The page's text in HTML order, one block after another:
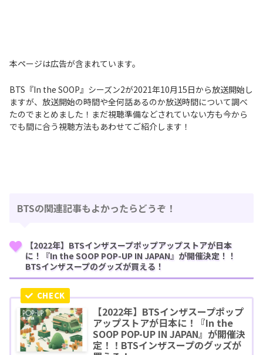
本ページは広告が含まれています。
BTS『In the SOOP』シーズン2が2021年10月15日から放送開始し
ますが、放送開始の時間や全何話あるのか放送時間について調べ
たのでまとめました！まだ視聴準備などされていない方も今から
でも間に合う視聴方法もあわせてご紹介します！
BTSの関連記事もよかったらどうぞ！
【2022年】BTSインザスープポップアップストアが日本
に！『In the SOOP POP-UP IN JAPAN』が開催決定！！
BTSインザスープのグッズが買える！
【2022年】BTSインザスープポップ
アップストアが日本に！『In the
SOOP POP-UP IN JAPAN』が開催決
定！！BTSインザスープのグッズが